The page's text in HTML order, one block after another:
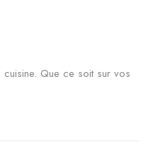
Que ce soit sur vos